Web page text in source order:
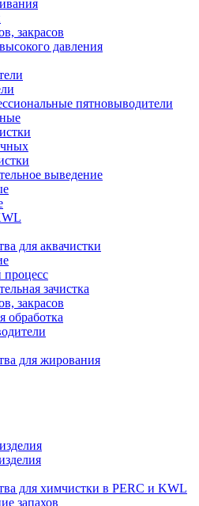
закрасов
давления
пятновыводители
выведение
для аквачистки
зачистка
закрасов
для жирования
для химчистки в PERC и KWL
запахов